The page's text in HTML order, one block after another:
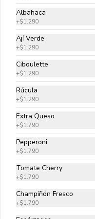
Albahaca
+$1.290
Ají Verde
+$1.290
Ciboulette
+$1.290
Rúcula
+$1.290
Extra Queso
+$1.790
Pepperoni
+$1.790
Tomate Cherry
+$1.790
Champiñón Fresco
+$1.790